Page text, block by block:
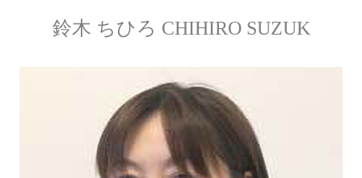
鈴木 ちひろ CHIHIRO SUZUK